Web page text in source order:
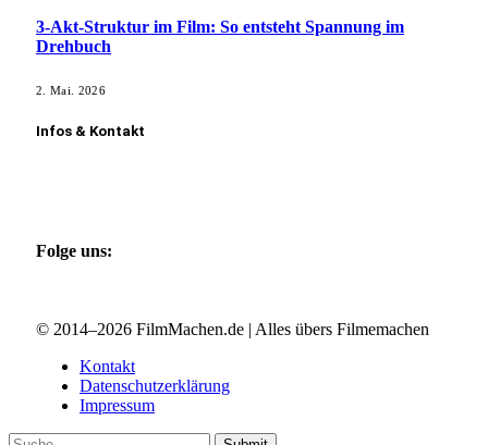
3-Akt-Struktur im Film: So entsteht Spannung im
Drehbuch
2. Mai. 2026
Infos & Kontakt
Folge uns:
© 2014–2026 FilmMachen.de | Alles übers Filmemachen
Kontakt
Datenschutzerklärung
Impressum